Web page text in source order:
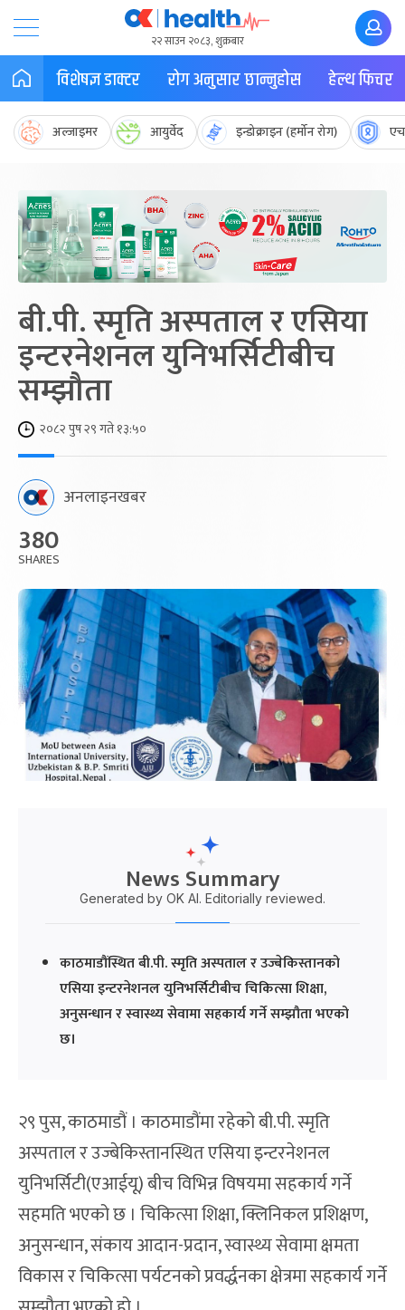
२२ साउन २०८३, शुक्रबार
विशेषज्ञ डाक्टर रोग अनुसार छान्नुहोस हेल्थ फिचर
अल्जाइमर आयुर्वेद इन्डोक्राइन (हर्मोन रोग)
बी.पी. स्मृति अस्पताल र एसिया
इन्टरनेशनल युनिभर्सिटीबीच
सम्झौता
२०८२ पुष २९ गते १३:५०
अनलाइनखबर
380
SHARES
News Summary
Generated by OK AI. Editorially reviewed.
काठमाडौंस्थित बी.पी. स्मृति अस्पताल र उज्बेकिस्तानको
एसिया इन्टरनेशनल युनिभर्सिटीबीच चिकित्सा शिक्षा,
अनुसन्धान र स्वास्थ्य सेवामा सहकार्य गर्ने सम्झौता भएको
छ।
२९ पुस, काठमाडौं । काठमाडौंमा रहेको बी.पी. स्मृति
अस्पताल र उज्बेकिस्तानस्थित एसिया इन्टरनेशनल
युनिभर्सिटी(एआईयू) बीच विभिन्न विषयमा सहकार्य गर्ने
सहमति भएको छ । चिकित्सा शिक्षा, क्लिनिकल प्रशिक्षण,
अनुसन्धान, संकाय आदान-प्रदान, स्वास्थ्य सेवामा क्षमता
विकास र चिकित्सा पर्यटनको प्रवर्द्धनका क्षेत्रमा सहकार्य गर्ने